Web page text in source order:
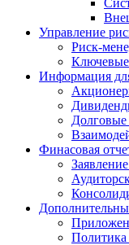
Управление
Риск-
Информация
Финасовая
Политика